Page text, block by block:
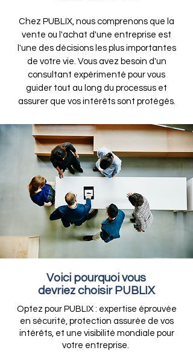
Chez PUBLIX, nous comprenons que la
vente ou l'achat d'une entreprise est
l'une des décisions les plus importantes
de votre vie. Vous avez besoin d'un
consultant expérimenté pour vous
guider tout au long du processus et
assurer que vos intérêts sont protégés.
Voici pourquoi vous
devriez choisir PUBLIX
Optez pour PUBLIX : expertise éprouvée
en sécurité, protection assurée de vos
intérêts, et une visibilité mondiale pour
votre entreprise.